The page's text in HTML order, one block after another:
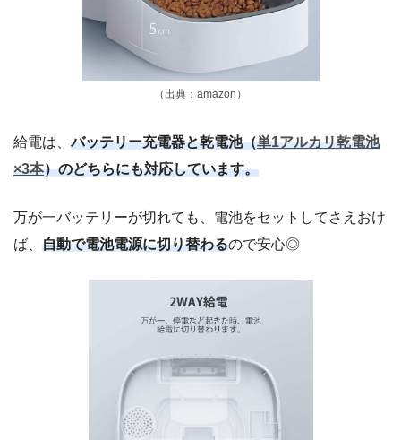
（出典：amazon）
給電は、バッテリー充電器と乾電池（単1アルカリ乾電池
×3本）のどちらにも対応しています。
万が一バッテリーが切れても、電池をセットしてさえおけ
ば、 自動で電池電源に切り替わるので安心◎